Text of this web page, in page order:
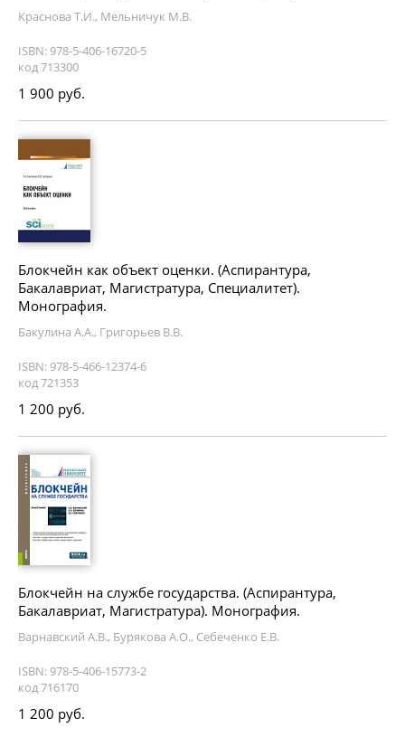
Краснова Т.И., Мельничук М.В.
ISBN: 978-5-406-16720-5
код 713300
1 900 руб.
Блокчейн как объект оценки. (Аспирантура,
Бакалавриат, Магистратура, Специалитет).
Монография.
Бакулина А.А., Григорьев В.В.
ISBN: 978-5-466-12374-6
код 721353
1 200 руб.
Блокчейн на службе государства. (Аспирантура,
Бакалавриат, Магистратура). Монография.
Варнавский А.В., Бурякова А.О., Себеченко Е.В.
ISBN: 978-5-406-15773-2
код 716170
1 200 руб.